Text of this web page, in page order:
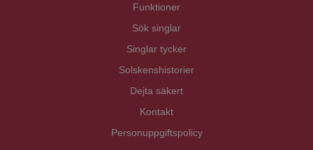
Funktioner
Sök singlar
Singlar tycker
Solskenshistorier
Dejta säkert
Kontakt
Personuppgiftspolicy